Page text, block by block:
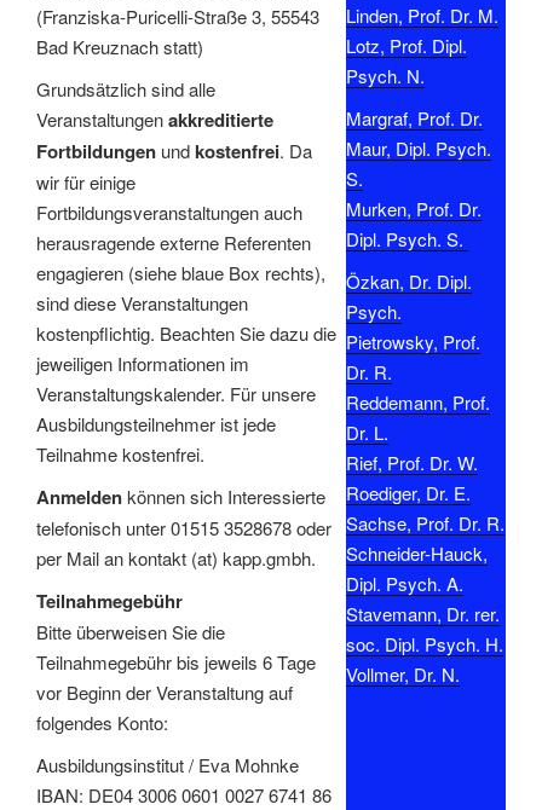
(Franziska-Puricelli-Straße 3, 55543
Bad Kreuznach statt)
Grundsätzlich sind alle
Veranstaltungenakkreditierte
Fortbildungen undkostenfrei. Da
wir für einige
Fortbildungsveranstaltungen auch
herausragende externe Referenten
engagieren (siehe blaue Box rechts),
sind diese Veranstaltungen
kostenpflichtig. Beachten Sie dazu die
jeweiligen Informationen im
Veranstaltungskalender. Für unsere
Ausbildungsteilnehmer ist jede
Teilnahme kostenfrei.
Anmeldenkönnen sich Interessierte
telefonisch unter 01515 3528678 oder
per Mail an kontakt (at) kapp.gmbh.
Teilnahmegebühr
Bitte überweisen Sie die
Teilnahmegebühr bis jeweils 6 Tage
vor Beginn der Veranstaltung auf
folgendes Konto:
Ausbildungsinstitut / Eva Mohnke
IBAN: DE04 3006 0601 0027 6741 86
Linden, Prof. Dr. M.
Lotz, Prof. Dipl.
Psych. N.
Margraf, Prof. Dr.
Maur, Dipl. Psych.
S.
Murken, Prof. Dr.
Dipl. Psych. S.
Özkan, Dr. Dipl.
Psych.
Pietrowsky, Prof.
Dr. R.
Reddemann, Prof.
Dr. L.
Rief, Prof. Dr. W.
Roediger, Dr. E.
Sachse, Prof. Dr. R.
Schneider-Hauck,
Dipl. Psych. A.
Stavemann, Dr. rer.
soc. Dipl. Psych. H.
Vollmer, Dr. N.